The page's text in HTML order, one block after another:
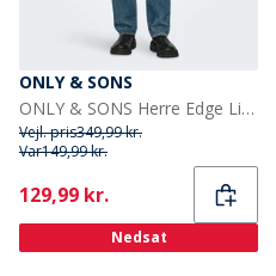
ONLY & SONS
ONLY & SONS Herre Edge Lige Jeans Medium Blue Denim
Vejl. pris349,99 kr.
Var149,99 kr.
Current
129,99 kr.
Nedsat